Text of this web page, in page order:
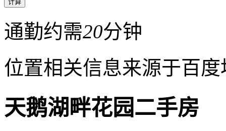
通勤约需20分钟
位置相关信息来源于百
天鹅湖畔花园二手房